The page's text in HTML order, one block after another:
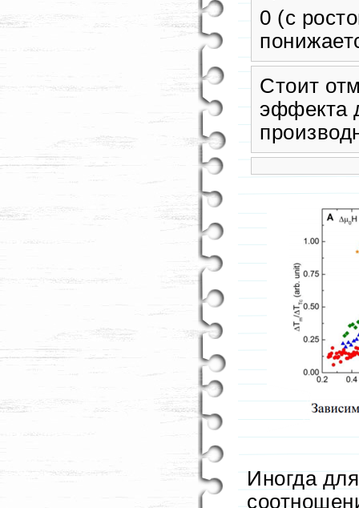
0 (с
Стоит
эффекта
Иногда